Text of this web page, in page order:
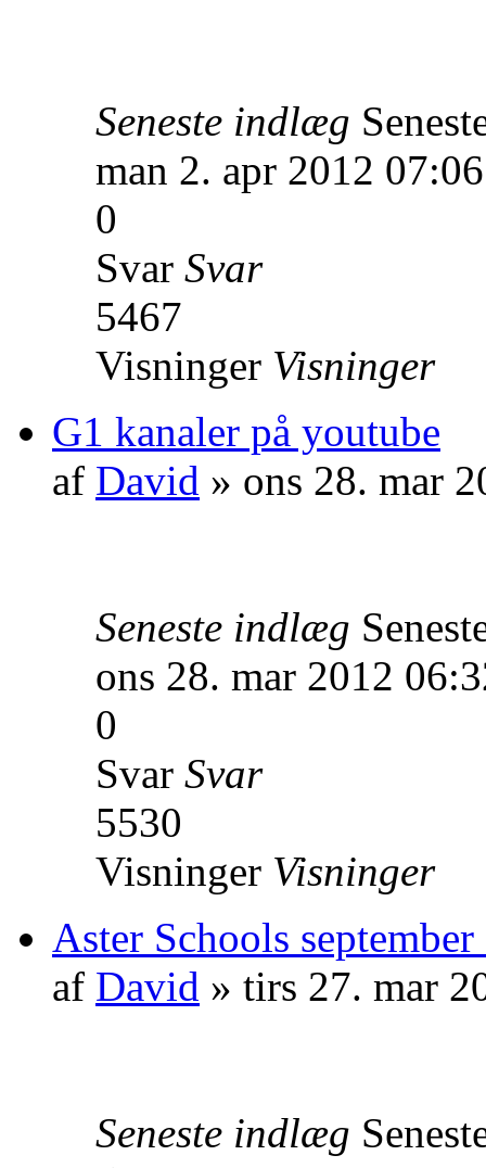
Seneste indlæg
man 2. apr 2012 07:06
0
Svar Svar
5467
Visninger Visninger
G1 kanaler på youtube
af David » ons 28. mar
Seneste indlæg
ons 28. mar 2012
0
Svar Svar
5530
Visninger Visninger
Aster Schools
af David » tirs 27. mar
Seneste indlæg